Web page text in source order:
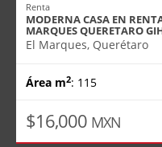
Renta
MODERNA CASA EN
MARQUES QUERETARO
El Marques, Querétaro
Área m2: 115
$16,000 MXN